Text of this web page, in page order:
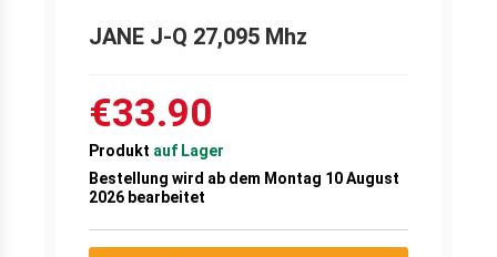
JANE J-Q 27,095 Mhz
€33.90
Produkt auf Lager
Bestellung wird ab dem Montag 10 August
2026 bearbeitet